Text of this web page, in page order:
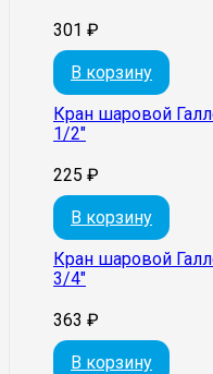
301 ₽
В корзину
Кран шаровой
1/2″
225 ₽
В корзину
Кран шаровой
3/4″
363 ₽
В корзину